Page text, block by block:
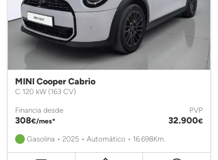
MINI Cooper Cabrio
C 120 kW (163 CV)
Financia desde
308€/mes*
PVP
32.900€
Gasolina • 2025 • Automático • 16.698Km.